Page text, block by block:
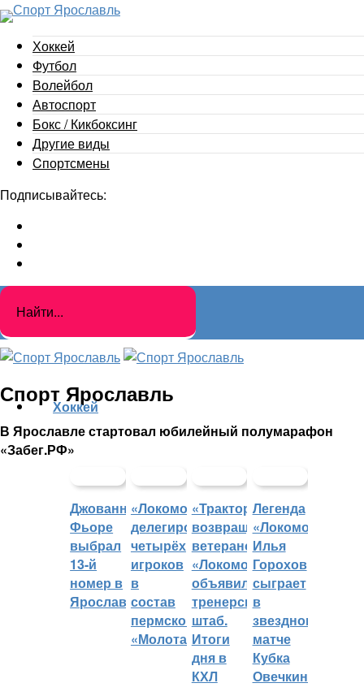
Хоккей
Футбол
Волейбол
Автоспорт
Бокс / Кикбоксинг
Другие виды
Cпортсмены
Подписывайтесь:
Спорт Ярославль
В Ярославле стартовал юбилейный полумарафон
«Забег.РФ»
Хоккей
Джованни
Фьоре
выбрал
13-й
номер в
Ярославле
«Локомотив»
делегировал
четырёх
игроков
в
состав
пермского
«Молота»
«Трактор»
возвращает
ветеранов,
«Локомотив»
объявил
тренерский
штаб.
Итоги
дня в
КХЛ
Легенда
«Локомотива»
Илья
Горохов
сыграет
в
звездном
матче
Кубка
Овечкина